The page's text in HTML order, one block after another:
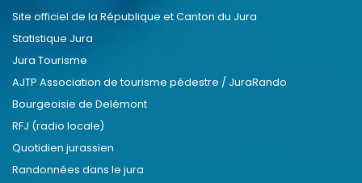
Site officiel de la République et Canton du Jura
Statistique Jura
Jura Tourisme
AJTP Association de tourisme pédestre / JuraRando
Bourgeoisie de Delémont
RFJ (radio locale)
Quotidien jurassien
Randonnées dans le jura